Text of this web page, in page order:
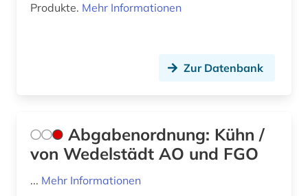
banken (1)
bankwesen (4)
Tschechische Republik (5)
Zypern (2)
Produkte. Mehr Informationen
Zur Datenbank
Abgabenordnung: Kühn /
von Wedelstädt AO und FGO
... Mehr Informationen